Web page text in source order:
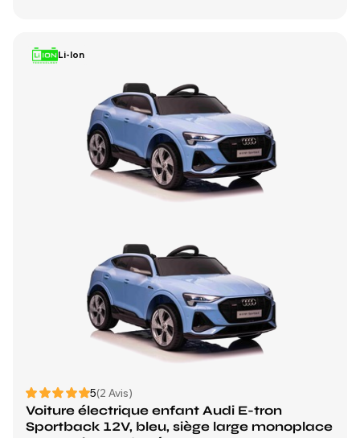
Li-Ion
5(2 Avis)
Voiture électrique enfant Audi E-tron
Sportback 12V, bleu, siège large monoplace